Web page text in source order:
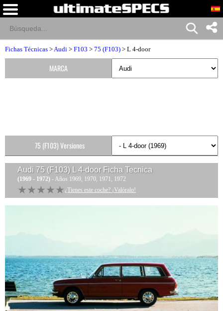
Fichas Técnicas >Audi > F103 > 75 (F103) > L 4-door
Audi 75 (F103) L 4-doorFicha Tecnica
(1969 - 1972) - Años 1969, 1970, 1971, 1972
★★★★★
★★★★★ ¿Tienes este coche? ¡Valóralo!
MARCA
75 (F103) Versiones